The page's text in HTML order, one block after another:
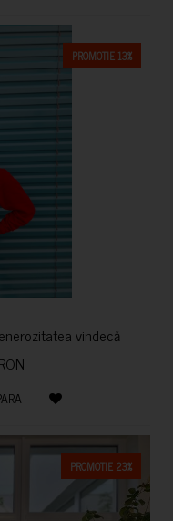
PROMOTIE 13%
vindecă
PROMOTIE 23%